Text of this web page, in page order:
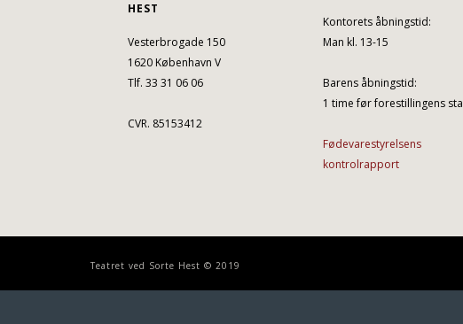
HEST
Vesterbrogade 150
1620 København V
Tlf. 33 31 06 06
CVR. 85153412
Kontorets åbningstid:
Man kl. 13-15
Barens åbningstid:
1 time før forestillingens
Fødevarestyrelsens
kontrolrapport
Teatret ved Sorte Hest © 2019